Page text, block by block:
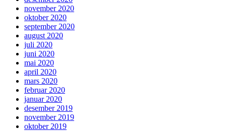
november 2020
oktober 2020
september 2020
august 2020
juli 2020
juni 2020
mai 2020
april 2020
mars 2020
februar 2020
januar 2020
desember 2019
november 2019
oktober 2019